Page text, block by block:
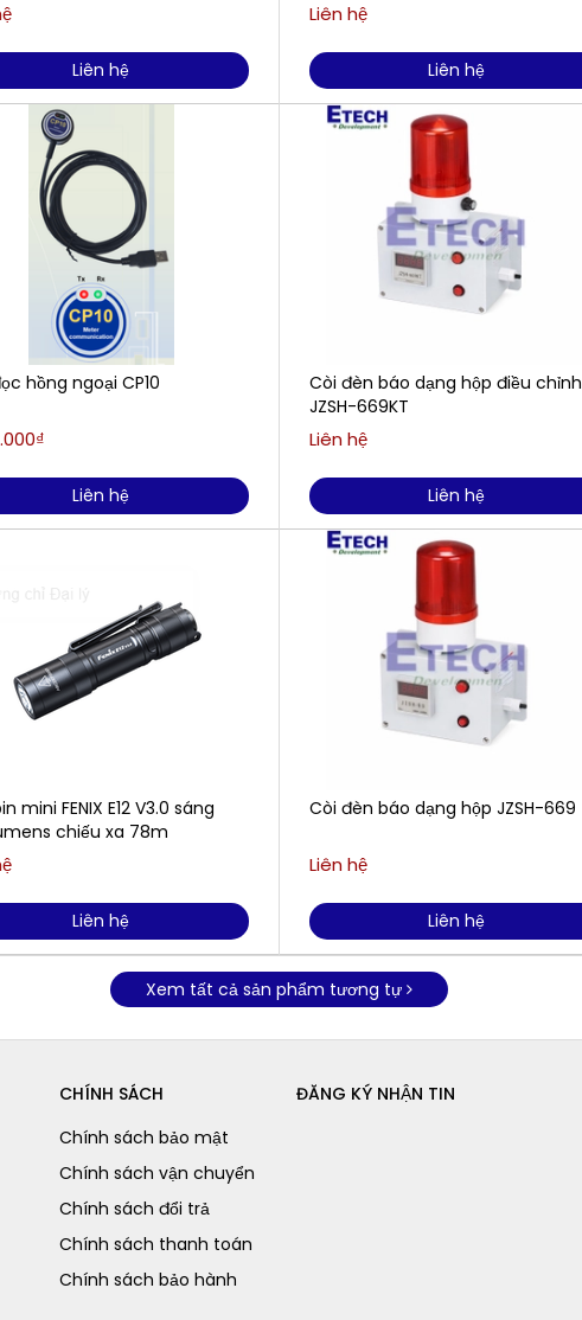
Liên hệ
hồng ngoại CP10
Liên hệ
mini FENIX E12 V3.0 sáng
chiếu xa 78m
Liên hệ
Liên hệ
Liên hệ
Còi đèn báo dạng hộp điều chỉnh
JZSH-669KT
Liên hệ
Liên hệ
Còi đèn báo dạng hộp JZSH-669
Liên hệ
Liên hệ
Xem tất cả sản phẩm tương tự
CHÍNH SÁCH
Chính sách bảo mật
Chính sách vận chuyển
Chính sách đổi trả
Chính sách thanh toán
Chính sách bảo hành
ĐĂNG KÝ NHẬN TIN